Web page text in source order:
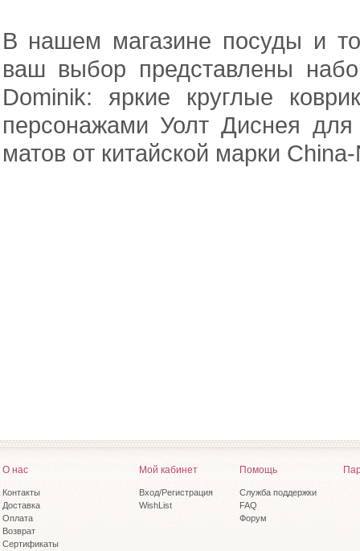
В нашем магазине посуды и
ваш выбор представлены
Dominik: яркие круглые
персонажами Уолт Диснея
матов от китайской марки
О нас
Контакты
Доставка
Оплата
Возврат
Сертификаты
Мой кабинет
Вход/Регистрация
WishList
Помощь
Служба поддержки
FAQ
Форум